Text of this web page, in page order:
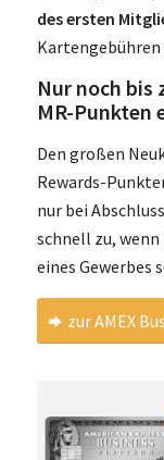
des ersten
Kartengebühren
Nur noch bis
MR-Punkten
Den großen
Rewards-
nur bei
schnell zu,
eines Gewerbes
zur AMEX